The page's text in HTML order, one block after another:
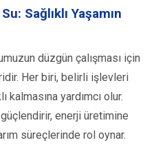
Sağlıklı Yaşamın
düzgün çalışması için
Her biri, belirli işlevleri
yardımcı olur.
enerji üretimine
süreçlerinde rol oynar.